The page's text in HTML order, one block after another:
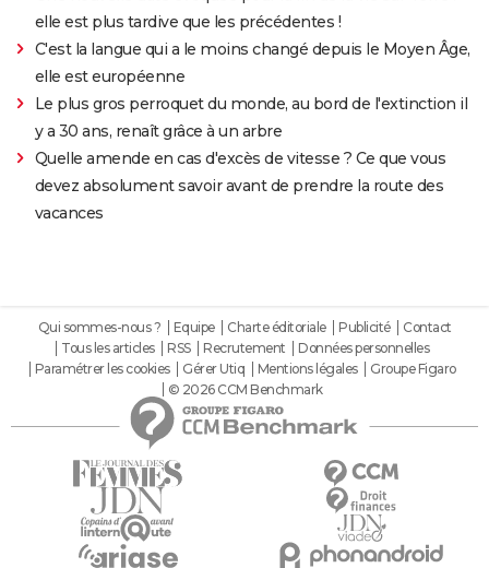
elle est plus tardive que les précédentes !
C'est la langue qui a le moins changé depuis le Moyen Âge,
elle est européenne
Le plus gros perroquet du monde, au bord de l'extinction il
y a 30 ans, renaît grâce à un arbre
Quelle amende en cas d'excès de vitesse ? Ce que vous
devez absolument savoir avant de prendre la route des
vacances
Qui sommes-nous ? Equipe Charte éditoriale Publicité
Contact
Tous les articles
RSS Recrutement
Données personnelles
Paramétrer les cookies
Gérer Utiq Mentions légales
Groupe Figaro
© 2026 CCM Benchmark